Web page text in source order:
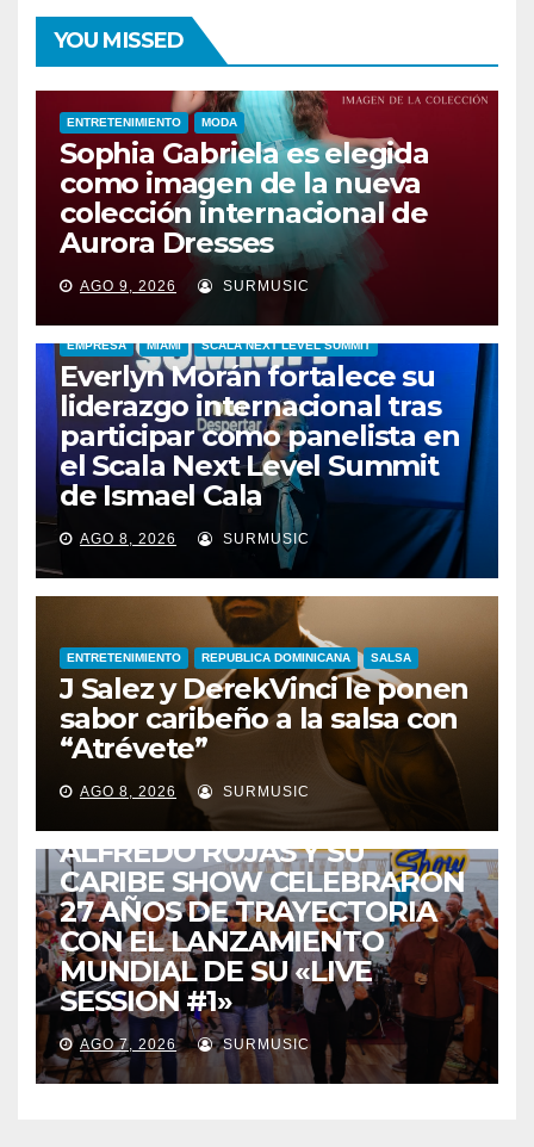
YOU MISSED
ENTRETENIMIENTO MODA
Sophia Gabriela es elegida
como imagen de la nueva
colección internacional de
Aurora Dresses
AGO 9, 2026 SURMUSIC
EMPRESA MIAMI SCALA NEXT LEVEL SUMMIT
Everlyn Morán fortalece su
liderazgo internacional tras
participar como panelista en
el Scala Next Level Summit
de Ismael Cala
AGO 8, 2026 SURMUSIC
ENTRETENIMIENTO REPUBLICA DOMINICANA SALSA
J Salez y DerekVinci le ponen
sabor caribeño a la salsa con
“Atrévete”
AGO 8, 2026 SURMUSIC
ENTRETENIMIENTO GUARACHA ZULIANA LIVE SESSION
ZULIA
ALFREDO ROJAS Y SU
CARIBE SHOW CELEBRARON
27 AÑOS DE TRAYECTORIA
CON EL LANZAMIENTO
MUNDIAL DE SU «LIVE
SESSION #1»
AGO 7, 2026 SURMUSIC